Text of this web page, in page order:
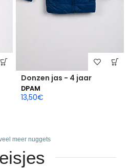
Donzen jas - 4 jaar
DPAM
13,50€
meer nuggets